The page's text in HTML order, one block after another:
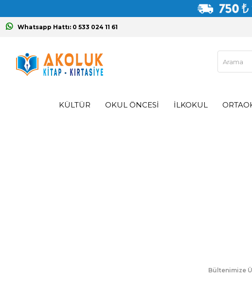
Whatsapp Hattı: 0 533 024 11 61
KÜLTÜR OKUL ÖNCESİ İLKOKUL
Bültenimize